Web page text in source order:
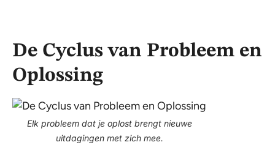
De Cyclus van Probleem en
Oplossing
Elk probleem dat je oplost brengt nieuwe
uitdagingen met zich mee.